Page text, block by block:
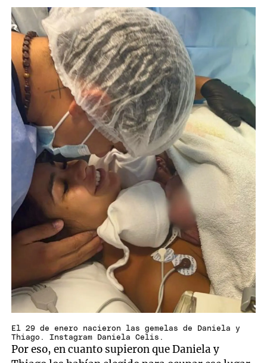
El 29 de enero nacieron las gemelas de Daniela y
Thiago. Instagram Daniela Celis.
Por eso, en cuanto supieron que Daniela y